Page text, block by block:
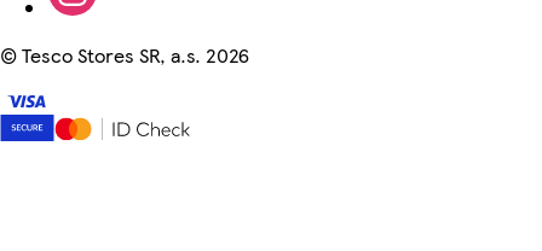
©Tesco Stores SR, a.s. 2026